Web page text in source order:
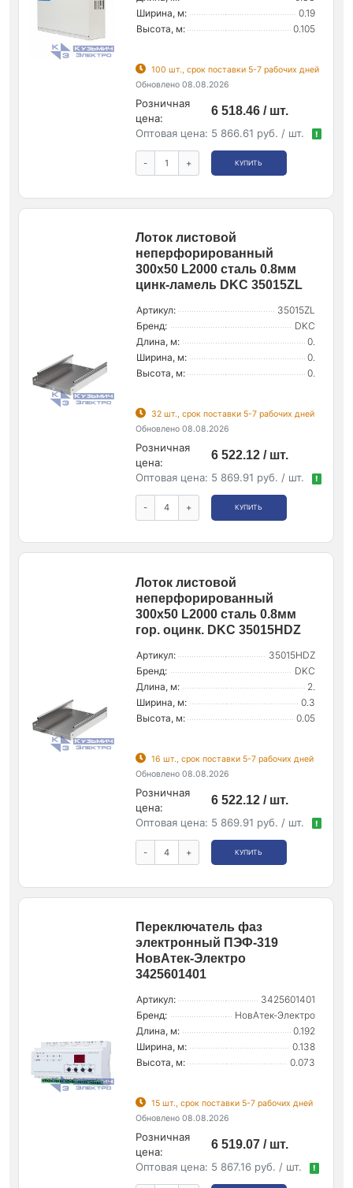
Ширина, м:
0.19
Высота, м:
0.105
100 шт., срок поставки 5-7 рабочих дней
Обновлено 08.08.2026
Розничная
цена:
6 518.46 / шт.
Оптовая цена: 5 866.61 руб. / шт. !
- + КУПИТЬ
Лоток листовой
неперфорированный
300х50 L2000 сталь 0.8мм
цинк-ламель DKC 35015ZL
Артикул:
35015ZL
Бренд:
DKC
Длина, м:
0.
Ширина, м:
0.
Высота, м:
0.
32 шт., срок поставки 5-7 рабочих дней
Обновлено 08.08.2026
Розничная
цена:
6 522.12 / шт.
Оптовая цена: 5 869.91 руб. / шт. !
- + КУПИТЬ
Лоток листовой
неперфорированный
300х50 L2000 сталь 0.8мм
гор. оцинк. DKC 35015HDZ
Артикул:
35015HDZ
Бренд:
DKC
Длина, м:
2.
Ширина, м:
0.3
Высота, м:
0.05
16 шт., срок поставки 5-7 рабочих дней
Обновлено 08.08.2026
Розничная
цена:
6 522.12 / шт.
Оптовая цена: 5 869.91 руб. / шт. !
- + КУПИТЬ
Переключатель фаз
электронный ПЭФ-319
НовАтек-Электро
3425601401
Артикул:
3425601401
Бренд:
НовАтек-Электро
Длина, м:
0.192
Ширина, м:
0.138
Высота, м:
0.073
15 шт., срок поставки 5-7 рабочих дней
Обновлено 08.08.2026
Розничная
цена:
6 519.07 / шт.
Оптовая цена: 5 867.16 руб. / шт. !